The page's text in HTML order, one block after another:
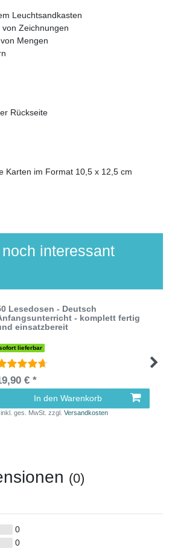
Leuchtsandkasten
Zeichnungen
Mengen
Rückseite
Karten im Format 10,5 x 12,5 cm
interessant
Lesedosen - Deutsch
- komplett fertig
einsatzbereit
lieferbar
€ *
In den Warenkorb
inkl. ges. MwSt. zzgl.Versandkosten
(0)
0
0